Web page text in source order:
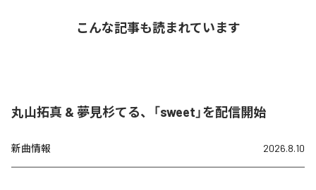
こんな記事も読まれています
丸山拓真 & 夢見杉てる、「sweet」を配信開始
新曲情報 2026.8.10